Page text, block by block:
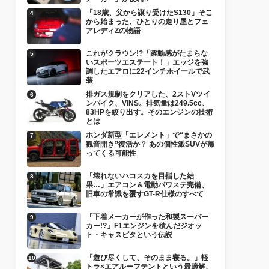
「18歳、父から譲り受けたS130」そこ
から始まった、ひとりの走り屋とフェ
アレディZの物語
これがクラウン!?「躍動感がたまらな
いスポーツエステート！」エッジを強
調したエアロに22インチホイールで武
装
排ガス規制をクリアした、2ストVツイ
ンバイク、VINS。排気量は249.5cc、
83HPを絞り出す。そのエンジンの技術
とは
ホンダ新型「エレメント」で“まさかの
観音開き”復活か？ あの個性派SUVが帰
ってくる可能性
「壊れないハコスカを目指した結
果…」エアコン＆電動パワステ完備、
旧車の常識を覆すGT-R仕様のすべて
「下着メーカーが作った和製スーパー
カー!?」F1エンジンを積んだジオッ
ト・キャスピタという伝説
「遊び尽くして、そのまま寝る。」軽
トラ×エアルーフテントという最適解、